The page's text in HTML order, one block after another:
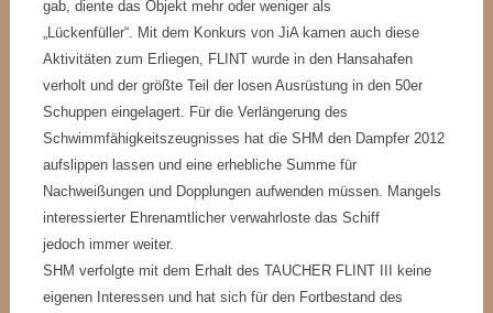
gab, diente das Objekt mehr oder weniger als
„Lückenfüller“. Mit dem Konkurs von JiA kamen auch diese
Aktivitäten zum Erliegen, FLINT wurde in den Hansahafen
verholt und der größte Teil der losen Ausrüstung in den 50er
Schuppen eingelagert. Für die Verlängerung des
Schwimmfähigkeitszeugnisses hat die SHM den Dampfer 2012
aufslippen lassen und eine erhebliche Summe für
Nachweißungen und Dopplungen aufwenden müssen. Mangels
interessierter Ehrenamtlicher verwahrloste das Schiff
jedoch immer weiter.
SHM verfolgte mit dem Erhalt des TAUCHER FLINT III keine
eigenen Interessen und hat sich für den Fortbestand des